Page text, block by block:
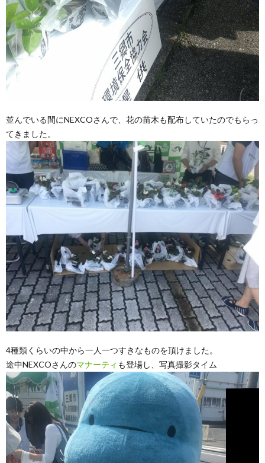
並んでいる間にNEXCOさんで、花の苗木も配布していたのでもらっ
てきました。
4種類くらいの中から一人一つすきなものを頂けました。
途中NEXCOさんのマナーティ も登場し、写真撮影タイム